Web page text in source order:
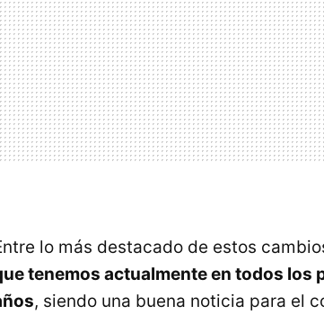
lo más destacado de estos
tenemos actualmente en todos los
, siendo una buena noticia para el